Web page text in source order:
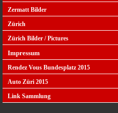
Zermatt Bilder
Zürich
Zürich Bilder / Pictures
Impressum
Rendez Vous Bundesplatz 2015
Auto Züri 2015
Link Sammlung